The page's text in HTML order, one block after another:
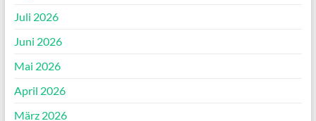
Juli 2026
Juni 2026
Mai 2026
April 2026
März 2026